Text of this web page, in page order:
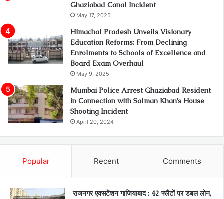
Ghaziabad Canal Incident
May 17, 2025
Himachal Pradesh Unveils Visionary
Education Reforms: From Declining
Enrolments to Schools of Excellence and
Board Exam Overhaul
May 9, 2025
Mumbai Police Arrest Ghaziabad Resident
in Connection with Salman Khan’s House
Shooting Incident
April 20, 2024
Popular Recent Comments
राजनगर एक्सटेंशन गाजियाबाद : 42 फ्लैटों पर डबल लोन,